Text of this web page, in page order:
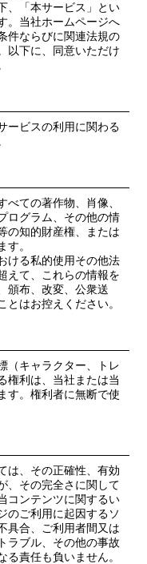
、「本サービス」とい
。当社ホームページへ
件ならびに関連法規の
以下に、同意いただけ
ービスの利用に関わる
ての著作物、肖像、
ログラム、その他の情
の知的財産権、または
す。
ける私的使用その他法
えて、これらの情報を
頒布、改変、公衆送
はお控えください。
（キャラクター、トレ
権利は、当社または当
す。権利者に無断で使
は、その正確性、有効
、その完全さに関して
コンテンツに関するい
のご利用に起因するソ
具合、ご利用者間又は
ラブル、その他の事故
責任も負いません。